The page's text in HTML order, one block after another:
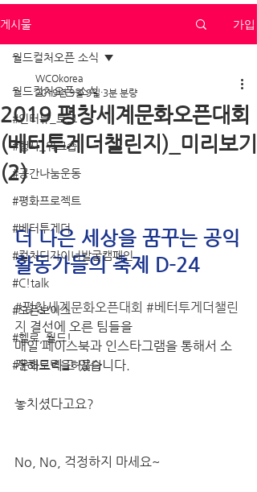
게시물 가입
월드컬처오픈 소식
#인터뷰_토크
#행사_워크숍
#공간나눔운동
#평화프로젝트
#베터투게더
#컬처디자이너발굴캠페인
#C!talk
#오픈보이스
#헬로, 월드!
#문화로벽을허물다
월드컬처오픈 소식
2019 평창세계문화오픈대회
(베터투게더챌린지)_미리보기
(2)
WCOkorea
2019년 9월 9일 3분 분량
더 나은 세상을 꿈꾸는 공익
활동가들의 축제 D-24
#평창세계문화오픈대회 #베터투게더챌린
지 결선에 오른 팀들을
매일 페이스북과 인스타그램을 통해서 소
개해드리고 있습니다.
놓치셨다고요?
No, No, 걱정하지 마세요~